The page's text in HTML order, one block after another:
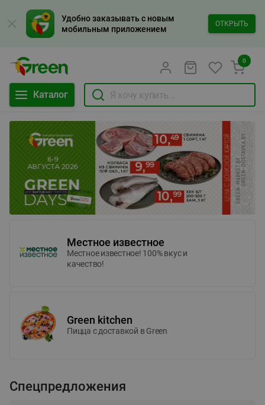
Удобно заказывать с новым
мобильным приложением
ОТКРЫТЬ
Каталог
0
Местное известное
Местное известное! 100% вкус и
качество!
Green kitchen
Пицца c доставкой в Green
Спецпредложения